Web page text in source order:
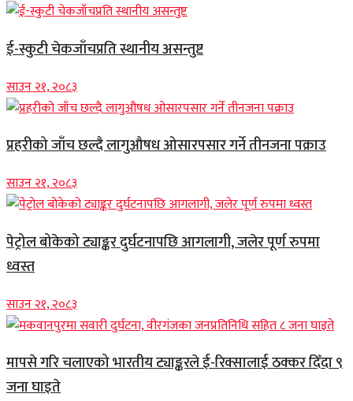
ई-स्कुटी चेकजाँचप्रति स्थानीय असन्तुष्ट
साउन २१, २०८३
प्रहरीको जाँच छल्दै लागुऔषध ओसारपसार गर्ने तीनजना पक्राउ
साउन २१, २०८३
पेट्रोल बोकेको ट्याङ्कर दुर्घटनापछि आगलागी, जलेर पूर्ण रुपमा
ध्वस्त
साउन २१, २०८३
मापसे गरि चलाएको भारतीय ट्याङ्करले ई-रिक्सालाई ठक्कर दिँदा ९
जना घाइते